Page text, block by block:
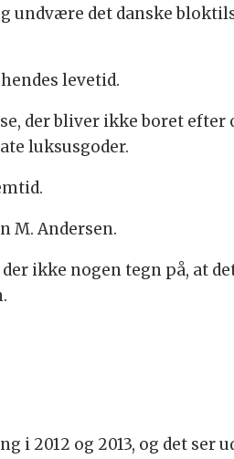
undvære det danske
levetid.
der bliver ikke boret efter
luksusgoder.
M. Andersen.
ikke nogen tegn på, at
i 2012 og 2013, og det ser